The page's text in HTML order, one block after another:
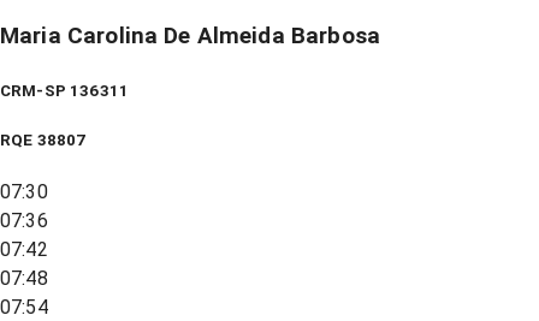
Maria Carolina De Almeida Barbosa
CRM-SP 136311
RQE 38807
07:30
07:36
07:42
07:48
07:54